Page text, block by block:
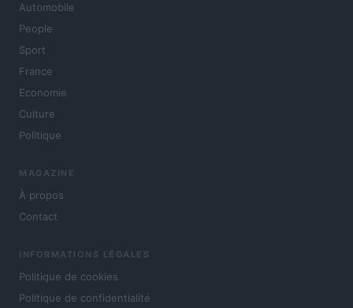
Automobile
People
Sport
France
Economie
Culture
Politique
MAGAZINE
À propos
Contact
INFORMATIONS LÉGALES
Politique de cookies
Politique de confidentialité